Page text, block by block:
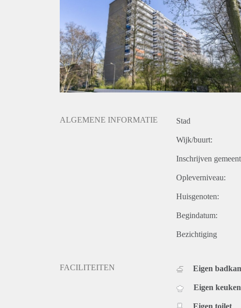
ALGEMENE INFORMATIE Stad
Wijk/buurt:
Inschrijven
Opleverniveau:
Huisgenoten:
Begindatum:
Bezichtiging
FACILITEITEN Eigen
Eigen keuken